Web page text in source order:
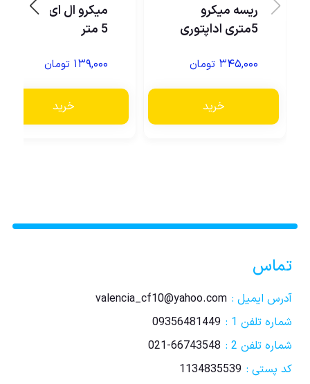
ریسه میکرو
5متری اداپتوری
۳۴۵,۰۰۰ تومان
خرید
میکرو ال ای دی
5 متر
۱۳۹,۰۰۰ تومان
خرید
تماس
آدرس ایمیل : valencia_cf10@yahoo.com
شماره تلفن 1 :
09356481449
شماره تلفن 2 :
021-66743548
کد پستی : 1134835539